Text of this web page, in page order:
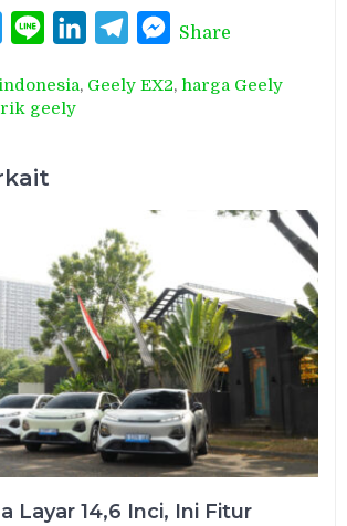
TwitterLine LinkedInTelegramMessenger
Share
, Geely EX2,harga Geely
geely
Layar 14,6 Inci, Ini Fitur